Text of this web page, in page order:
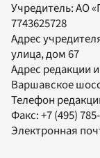
Учредитель:АО
7743625728
Адрес
улица, дом 67
Адрес редакции
Варшавское
Телефон
Факс:+7 (495)
Электронная